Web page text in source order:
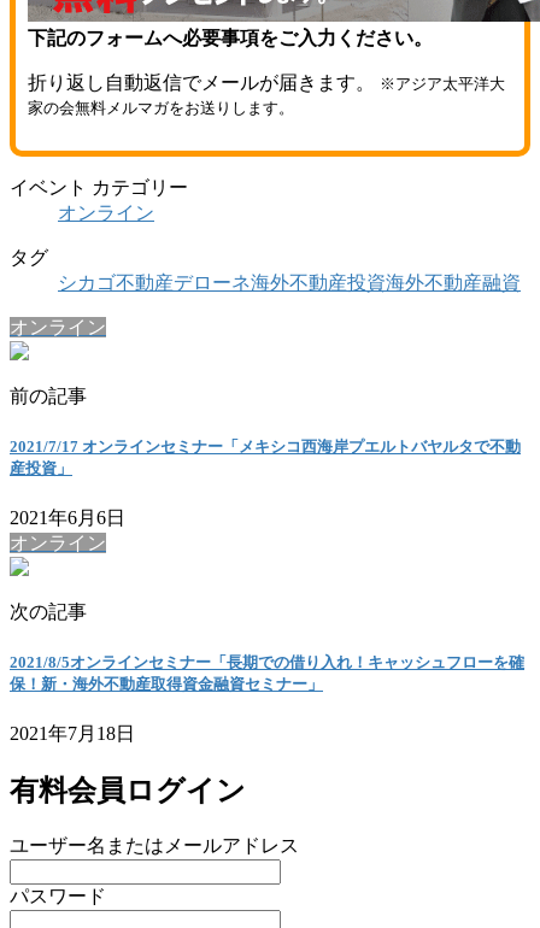
下記のフォームへ必要事項をご入力ください。
折り返し自動返信でメールが届きます。
※アジア太平洋大
家の会無料メルマガをお送りします。
イベント カテゴリー
オンライン
タグ
シカゴ不動産デローネ海外不動産投資海外不動産融資
オンライン
前の記事
2021/7/17 オンラインセミナー「メキシコ西海岸プエルトバヤルタで不動
産投資」
2021年6月6日
オンライン
次の記事
2021/8/5オンラインセミナー「長期での借り入れ！キャッシュフローを確
保！新・海外不動産取得資金融資セミナー」
2021年7月18日
有料会員ログイン
ユーザー名またはメールアドレス
パスワード